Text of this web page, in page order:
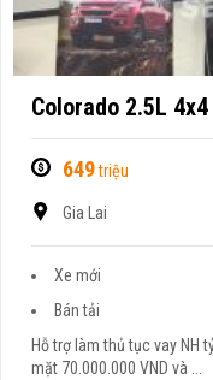
Colorado 2.5L
649triệu
Gia Lai
Xe mới
Bán tải
Hỗ trợ làm thủ tục vay NH
mặt 70.000.000 VND và ...